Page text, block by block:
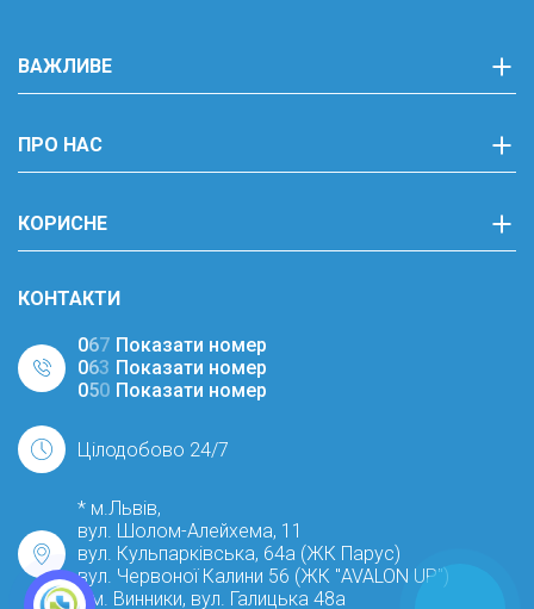
ВАЖЛИВЕ
ПРО НАС
КОРИСНЕ
КОНТАКТИ
067 Показати номер
063 Показати номер
050 Показати номер
Цілодобово 24/7
* м.Львів,
вул. Шолом-Алейхема, 11
вул. Кульпарківська, 64а (ЖК Парус)
вул. Червоної Калини 56 (ЖК "AVALON UP")
* м. Винники, вул. Галицька 48а